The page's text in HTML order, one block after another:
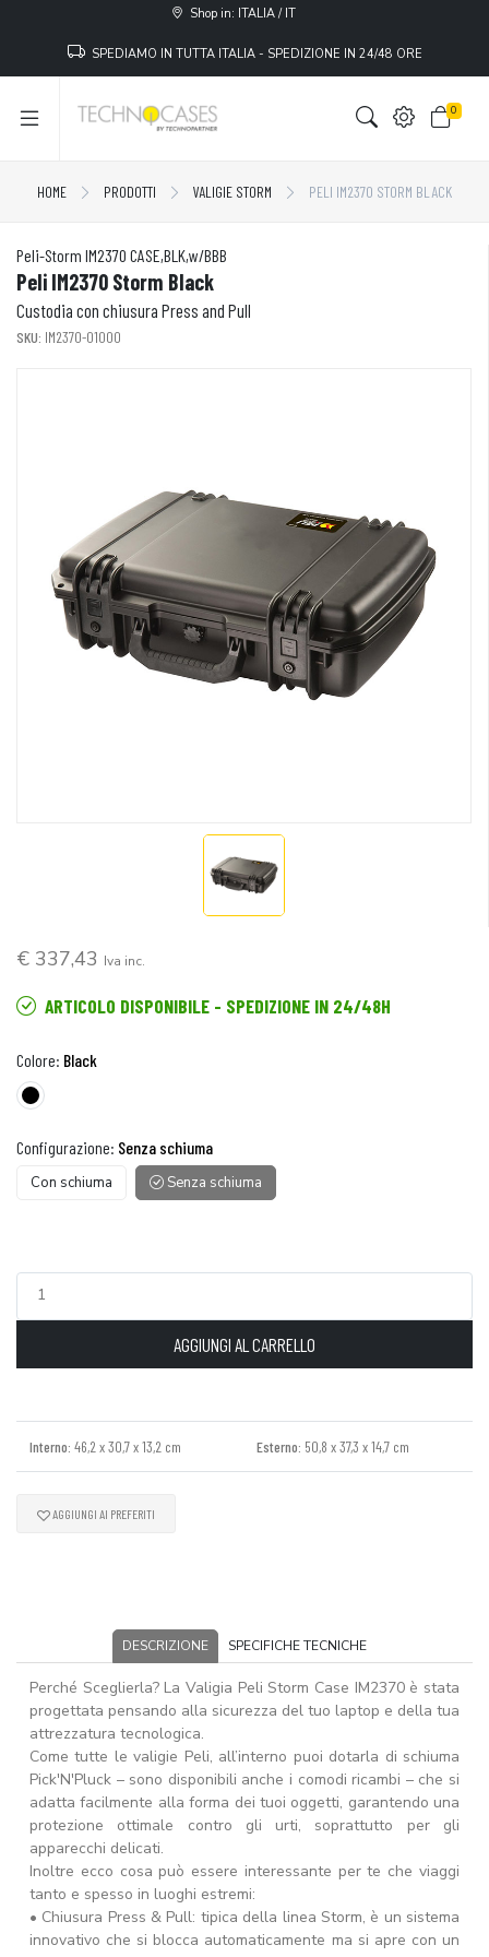
Shop in: ITALIA / IT
SPEDIAMO IN TUTTA ITALIA - SPEDIZIONE IN 24/48 ORE
0
HOME PRODOTTI VALIGIE STORM PELI IM2370 STORM BLACK
Peli-Storm IM2370 CASE,BLK,w/BBB
Peli IM2370 Storm Black
Custodia con chiusura Press and Pull
SKU: IM2370-01000
€ 337,43 Iva inc.
ARTICOLO DISPONIBILE - SPEDIZIONE IN 24/48H
Colore: Black
Configurazione: Senza schiuma
Con schiuma Senza schiuma
AGGIUNGI AL CARRELLO
Interno: 46,2 x 30,7 x 13,2 cm Esterno: 50,8 x 37,3 x 14,7 cm
AGGIUNGI AI PREFERITI
DESCRIZIONE SPECIFICHE TECNICHE
Perché Sceglierla? La Valigia Peli Storm Case IM2370 è stata
progettata pensando alla sicurezza del tuo laptop e della tua
attrezzatura tecnologica.
Come tutte le valigie Peli, all’interno puoi dotarla di schiuma
Pick'N'Pluck – sono disponibili anche i comodi ricambi – che si
adatta facilmente alla forma dei tuoi oggetti, garantendo una
protezione ottimale contro gli urti, soprattutto per gli
apparecchi delicati.
Inoltre ecco cosa può essere interessante per te che viaggi
tanto e spesso in luoghi estremi:
• Chiusura Press & Pull: tipica della linea Storm, è un sistema
innovativo che si blocca automaticamente ma si apre con un